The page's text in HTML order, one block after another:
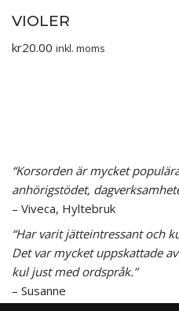
VIOLER
kr20.00 inkl. moms
“Korsorden är mycket
anhörigstödet,
– Viveca, Hyltebruk
“Har varit jätteintressant och
Det var mycket uppskattade
kul just med ordspråk.”
– Susanne